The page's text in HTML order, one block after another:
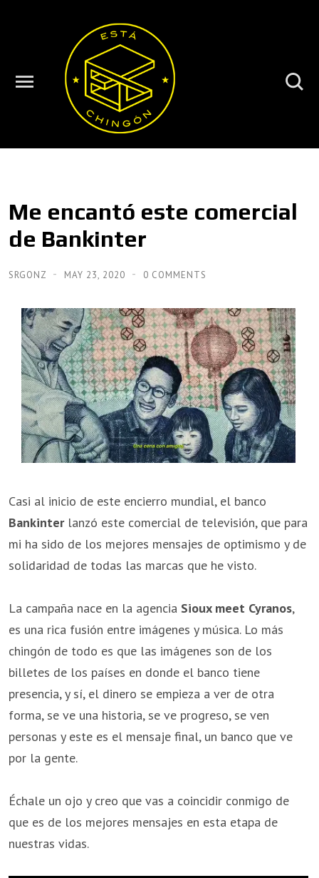
Me encantó este comercial
de Bankinter
SRGONZ MAY 23, 2020 0 COMMENTS
Casi al inicio de este encierro mundial, el banco
Bankinterlanzó este comercial de televisión, que para
mi ha sido de los mejores mensajes de optimismo y de
solidaridad de todas las marcas que he visto.
La campaña nace en la agencia Sioux meet Cyranos,
es una rica fusión entre imágenes y música. Lo más
chingón de todo es que las imágenes son de los
billetes de los países en donde el banco tiene
presencia, y sí, el dinero se empieza a ver de otra
forma, se ve una historia, se ve progreso, se ven
personas y este es el mensaje final, un banco que ve
por la gente.
Échale un ojo y creo que vas a coincidir conmigo de
que es de los mejores mensajes en esta etapa de
nuestras vidas.